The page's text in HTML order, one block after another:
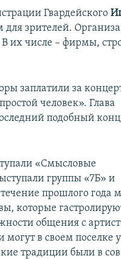
Гвардейского
для зрителей.
В их числе – фирмы,
заплатили за
человек». Глава
подобный
«Смысловые
группы «7Б» и
прошлого года
которые
общения с
могут в своем поселке
традиции были в